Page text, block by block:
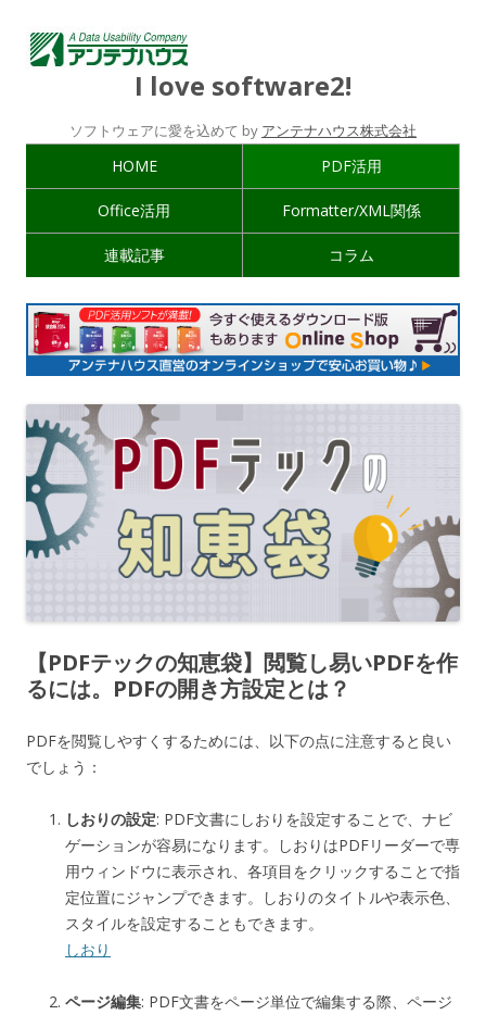
I love software2!
ソフトウェアに愛を込めて by アンテナハウス株式会社
HOME PDF活用
Office活用 Formatter/XML関係
連載記事 コラム
【PDFテックの知恵袋】閲覧し易いPDFを作
るには。PDFの開き方設定とは？
PDFを閲覧しやすくするためには、以下の点に注意すると良い
でしょう：
しおりの設定: PDF文書にしおりを設定することで、ナビ
ゲーションが容易になります。しおりはPDFリーダーで専
用ウィンドウに表示され、各項目をクリックすることで指
定位置にジャンプできます。しおりのタイトルや表示色、
スタイルを設定することもできます。
しおり
ページ編集: PDF文書をページ単位で編集する際、ページ